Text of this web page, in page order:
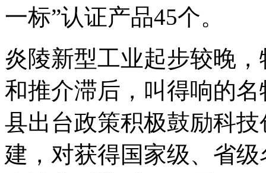
一标”认证产品45个。
炎陵新型工业起步较晚
和推介滞后，叫得响的
县出台政策积极鼓励科
建，对获得国家级、省